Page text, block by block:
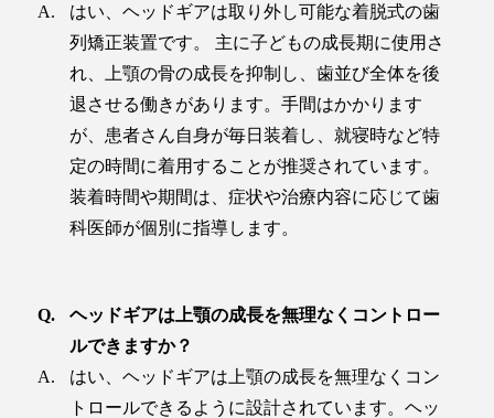
はい、ヘッドギアは取り外し可能な着脱式の歯
列矯正装置です。 主に子どもの成長期に使用さ
れ、上顎の骨の成長を抑制し、歯並び全体を後
退させる働きがあります。手間はかかります
が、患者さん自身が毎日装着し、就寝時など特
定の時間に着用することが推奨されています。
装着時間や期間は、症状や治療内容に応じて歯
科医師が個別に指導します。
ヘッドギアは上顎の成長を無理なくコントロー
ルできますか？
はい、ヘッドギアは上顎の成長を無理なくコン
トロールできるように設計されています。ヘッ